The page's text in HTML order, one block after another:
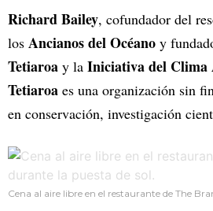
Richard Bailey, cofundador del
los Ancianos del Océano y
Tetiaroa y la Iniciativa del Clima
Tetiaroa es una organización sin
en conservación, investigación
Cena al aire libre en el restaurante de The